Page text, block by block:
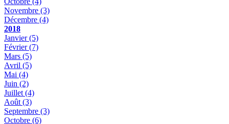
Novembre (3)
Décembre (4)
2018
Janvier(5)
Février(7)
Mars (5)
Avril (5)
Mai (4)
Juin (2)
Juillet (4)
Août (3)
Septembre (3)
Octobre (6)